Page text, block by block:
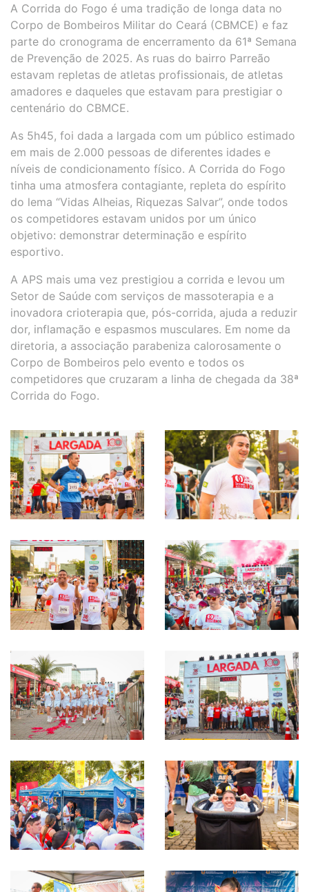
A Corrida do Fogo é uma tradição de longa data no
Corpo de Bombeiros Militar do Ceará (CBMCE) e faz
parte do cronograma de encerramento da 61ª Semana
de Prevenção de 2025. As ruas do bairro Parreão
estavam repletas de atletas profissionais, de atletas
amadores e daqueles que estavam para prestigiar o
centenário do CBMCE.
As 5h45, foi dada a largada com um público estimado
em mais de 2.000 pessoas de diferentes idades e
níveis de condicionamento físico. A Corrida do Fogo
tinha uma atmosfera contagiante, repleta do espírito
do lema “Vidas Alheias, Riquezas Salvar”, onde todos
os competidores estavam unidos por um único
objetivo: demonstrar determinação e espírito
esportivo.
A APS mais uma vez prestigiou a corrida e levou um
Setor de Saúde com serviços de massoterapia e a
inovadora crioterapia que, pós-corrida, ajuda a reduzir
dor, inflamação e espasmos musculares. Em nome da
diretoria, a associação parabeniza calorosamente o
Corpo de Bombeiros pelo evento e todos os
competidores que cruzaram a linha de chegada da 38ª
Corrida do Fogo.